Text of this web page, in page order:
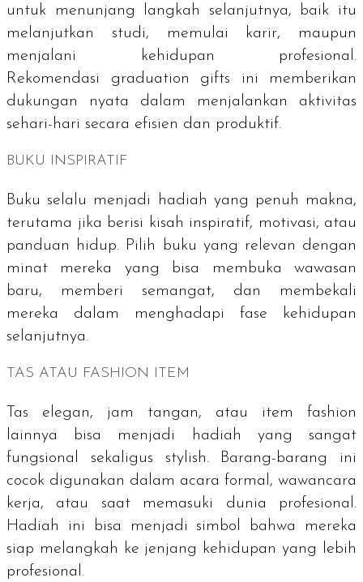
untuk menunjang langkah selanjutnya, baik itu
melanjutkan studi, memulai karir, maupun
menjalani kehidupan profesional.
Rekomendasi graduation gifts ini memberikan
dukungan nyata dalam menjalankan aktivitas
sehari-hari secara efisien dan produktif.
BUKU INSPIRATIF
Buku selalu menjadi hadiah yang penuh makna,
terutama jika berisi kisah inspiratif, motivasi, atau
panduan hidup. Pilih buku yang relevan dengan
minat mereka yang bisa membuka wawasan
baru, memberi semangat, dan membekali
mereka dalam menghadapi fase kehidupan
selanjutnya.
TAS ATAU FASHION ITEM
Tas elegan, jam tangan, atau item fashion
lainnya bisa menjadi hadiah yang sangat
fungsional sekaligus stylish. Barang-barang ini
cocok digunakan dalam acara formal, wawancara
kerja, atau saat memasuki dunia profesional.
Hadiah ini bisa menjadi simbol bahwa mereka
siap melangkah ke jenjang kehidupan yang lebih
profesional.